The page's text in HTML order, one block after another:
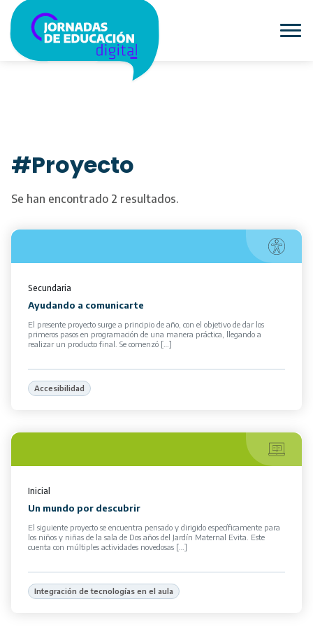
#Proyecto
Se han encontrado 2 resultados.
Secundaria
Ayudando a comunicarte
El presente proyecto surge a principio de año, con el objetivo de dar los
primeros pasos en programación de una manera práctica, llegando a
realizar un producto final. Se comenzó […]
Accesibilidad
Inicial
Un mundo por descubrir
El siguiente proyecto se encuentra pensado y dirigido específicamente para
los niños y niñas de la sala de Dos años del Jardín Maternal Evita. Este
cuenta con múltiples actividades novedosas […]
Integración de tecnologías en el aula